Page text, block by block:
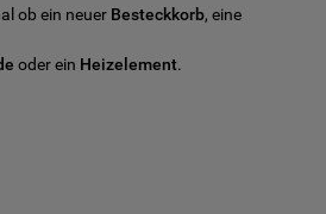
ob ein neuer Besteckkorb, eine
oder ein Heizelement.